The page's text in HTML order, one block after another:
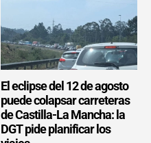
El eclipse del 12 de agosto
puede colapsar carreteras
de Castilla-La Mancha: la
DGT pide planificar los